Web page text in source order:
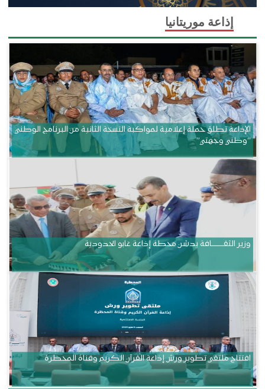
إذاعة موريتانيا
الإذاعة تطلق حملة إعلامية لمواكبة النسخة الثانية من البرنامج الوطني
“وطني وجهتي”
وزير الثقــــــــــافة يدشن محطة إذاعة غابو الحدودية
افتتاح ملتقى تطوير ورش إذاعة القرآن الكريم وقناة المحظرة